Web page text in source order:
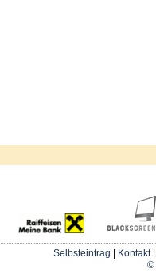
Selbsteintrag Kontakt
©